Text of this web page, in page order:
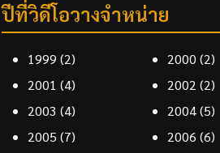
ปีที่วิดีโอวางจำหน่าย
1999 (2) 2000 (2)
2001 (4) 2002 (2)
2003 (4) 2004(5)
2005 (7) 2006 (6)